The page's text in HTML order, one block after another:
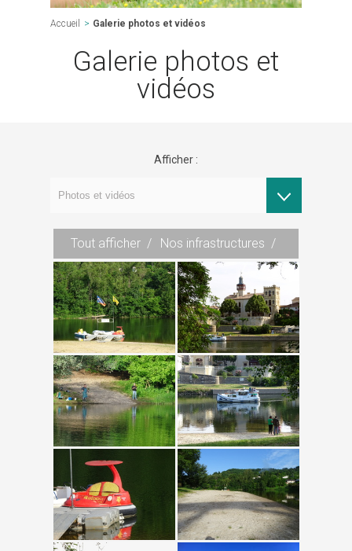
Accueil > Galerie photos et vidéos
Galerie photos et
vidéos
Afficher :
Tout afficher
Nos infrastructures
Archives
Téléthon 2018
OCTOBRE ROSE
Au bord du Lot
Le port
En ville